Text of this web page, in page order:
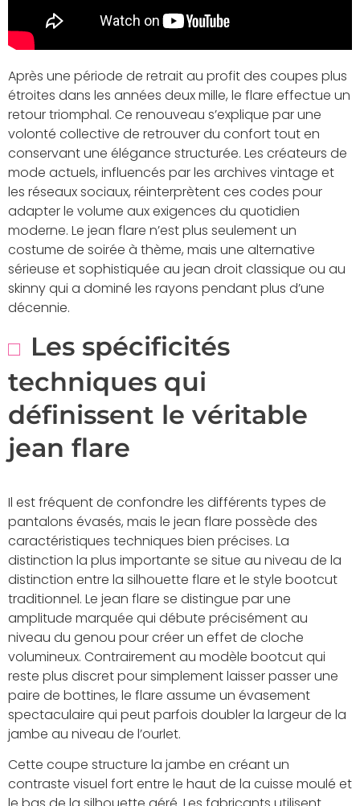
Après une période de retrait au profit des coupes plus
étroites dans les années deux mille, le flare effectue un
retour triomphal. Ce renouveau s’explique par une
volonté collective de retrouver du confort tout en
conservant une élégance structurée. Les créateurs de
mode actuels, influencés par les archives vintage et
les réseaux sociaux, réinterprètent ces codes pour
adapter le volume aux exigences du quotidien
moderne. Le jean flare n’est plus seulement un
costume de soirée à thème, mais une alternative
sérieuse et sophistiquée au jean droit classique ou au
skinny qui a dominé les rayons pendant plus d’une
décennie.
Les spécificités
techniques qui
définissent le véritable
jean flare
Il est fréquent de confondre les différents types de
pantalons évasés, mais le jean flare possède des
caractéristiques techniques bien précises. La
distinction la plus importante se situe au niveau de la
distinction entre la silhouette flare et le style bootcut
traditionnel. Le jean flare se distingue par une
amplitude marquée qui débute précisément au
niveau du genou pour créer un effet de cloche
volumineux. Contrairement au modèle bootcut qui
reste plus discret pour simplement laisser passer une
paire de bottines, le flare assume un évasement
spectaculaire qui peut parfois doubler la largeur de la
jambe au niveau de l’ourlet.
Cette coupe structure la jambe en créant un
contraste visuel fort entre le haut de la cuisse moulé et